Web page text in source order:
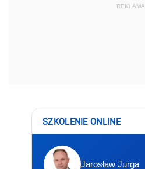
REKLAMA
SZKOLENIE ONLINE
Jarosław Jurga